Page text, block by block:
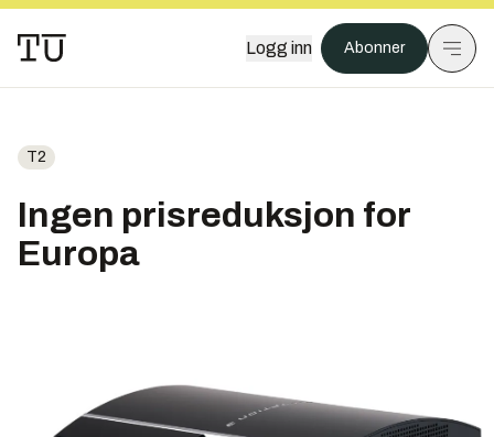
Logg inn Abonner
T2
Ingen prisreduksjon for
Europa